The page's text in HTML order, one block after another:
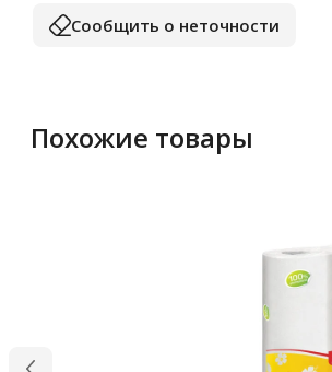
Сообщить о неточности
Похожие товары